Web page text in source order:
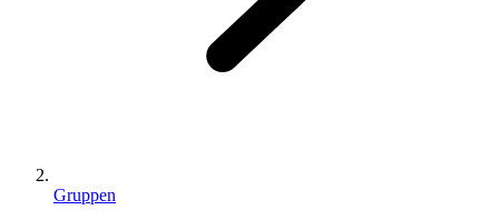
Gruppen